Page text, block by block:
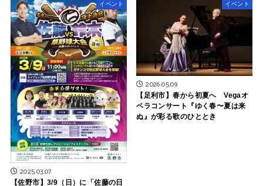
イベント
2025.03.07
【佐野市】3/9（日）に「佐藤の日
イベント
2026.05.09
【足利市】春から初夏へ Vegaオ
ペラコンサート『ゆく春〜夏は来
ぬ』が彩る歌のひととき